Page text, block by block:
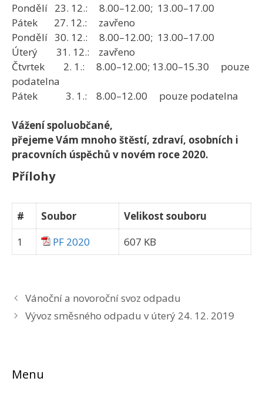
Pondělí 23. 12.: 8.00–12.00; 13.00–17.00
Pátek 27. 12.: zavřeno
Pondělí 30. 12.: 8.00–12.00; 13.00–17.00
Úterý 31. 12.: zavřeno
Čtvrtek 2. 1.: 8.00–12.00; 13.00–15.30 pouze
podatelna
Pátek 3. 1.: 8.00–12.00 pouze podatelna
Vážení spoluobčané,
přejeme Vám mnoho štěstí, zdraví, osobních i
pracovních úspěchů v novém roce 2020.
Přílohy
# Soubor
Velikost souboru
1
PF 2020 607 KB
Vánoční a novoroční svoz odpadu
Vývoz směsného odpadu v úterý 24. 12. 2019
Menu